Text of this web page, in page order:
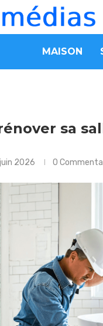
MAISON
sa
2026 0